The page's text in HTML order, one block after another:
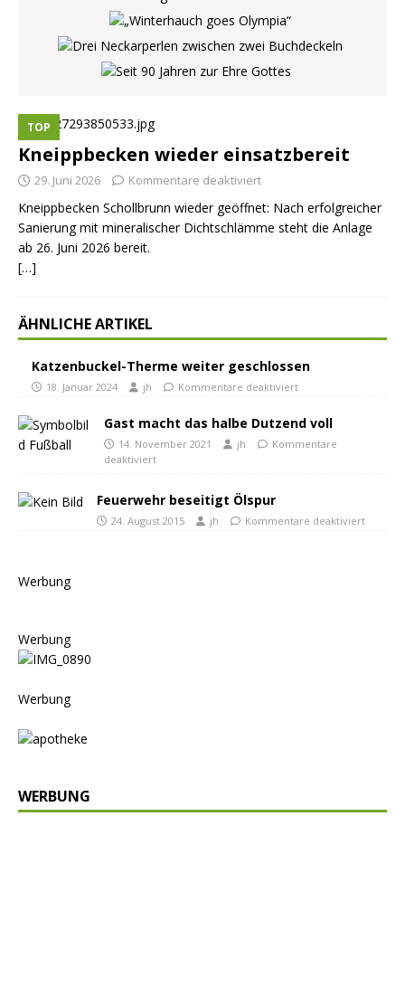
TOP
Kneippbecken wieder einsatzbereit
29. Juni 2026 Kommentare deaktiviert
Kneippbecken Schollbrunn wieder geöffnet: Nach erfolgreicher
Sanierung mit mineralischer Dichtschlämme steht die Anlage
ab 26. Juni 2026 bereit.
[…]
ÄHNLICHE ARTIKEL
Katzenbuckel-Therme weiter geschlossen
18. Januar 2024 jh Kommentare deaktiviert
Gast macht das halbe Dutzend voll
14. November 2021 jh
Kommentare
deaktiviert
Feuerwehr beseitigt Ölspur
24. August 2015 jh Kommentare deaktiviert
Werbung
Werbung
Werbung
WERBUNG